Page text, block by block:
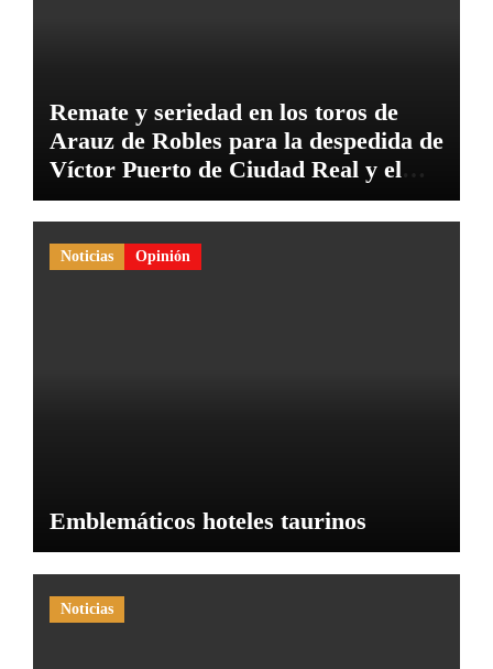
Remate y seriedad en los toros de
Arauz de Robles para la despedida de
Víctor Puerto de Ciudad Real y el
gran momento de Luque y Navalón
Noticias Opinión
Emblemáticos hoteles taurinos
Noticias